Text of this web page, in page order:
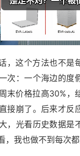
，这个方法也不是
次：一个海边的度
末价格拉高30%，
接崩了。后来才反
，光看历史数据是
，我也做不到每次都